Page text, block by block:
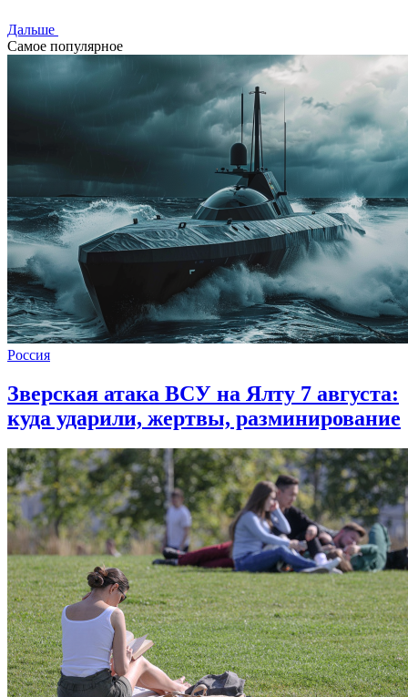
Дальше
Самое популярное
Россия
Зверская атака ВСУ на Ялту 7 августа:
куда ударили, жертвы, разминирование